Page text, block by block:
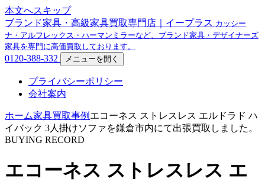
本文へスキップ
ブランド家具・高級家具買取専門店｜イープラス カッシー
ナ・アルフレックス・ハーマンミラーなど、ブランド家具・デザイナーズ
家具を専門に高価買取しております。
0120-388-332 メニューを開く
プライバシーポリシー
会社案内
ホーム家具買取事例 エコーネス ストレスレス エルドラド ハ
イバック 3人掛けソファを鎌倉市内にて出張買取しました。
BUYING RECORD
エコーネス ストレスレス エ